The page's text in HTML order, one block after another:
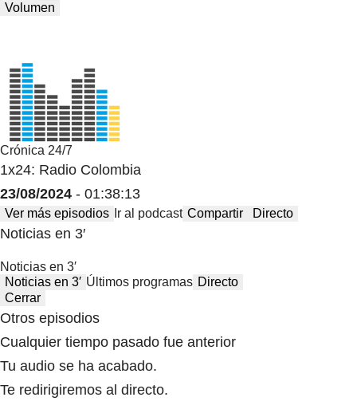
Volumen
Crónica 24/7
1x24: Radio Colombia
23/08/2024 - 01:38:13
Ver más episodios Ir al podcast Compartir Directo
Noticias en 3′
Noticias en 3′
Noticias en 3′ Últimos programas Directo
Cerrar
Otros episodios
Cualquier tiempo pasado fue anterior
Tu audio se ha acabado.
Te redirigiremos al directo.